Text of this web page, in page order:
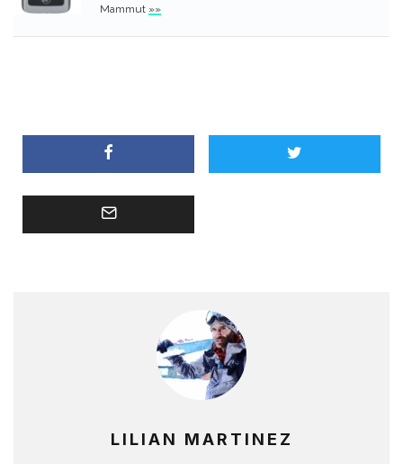
Mammut »»
LILIAN MARTINEZ